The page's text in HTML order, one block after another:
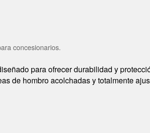
concesionarios.
para ofrecer durabilidad y
de hombro acolchadas y totalmente